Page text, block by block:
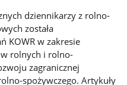
dziennikarzy z rolno-
została
KOWR w zakresie
rolnych i rolno-
zagranicznej
spożywczego. Artykuły